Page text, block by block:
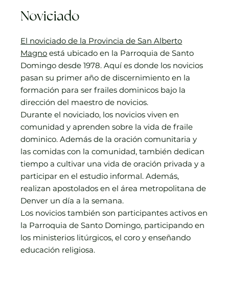
Noviciado
El noviciado de la Provincia de San Alberto
Magno está ubicado en la Parroquia de Santo
Domingo desde 1978. Aquí es donde los novicios
pasan su primer año de discernimiento en la
formación para ser frailes dominicos bajo la
dirección del maestro de novicios.
Durante el noviciado, los novicios viven en
comunidad y aprenden sobre la vida de fraile
dominico. Además de la oración comunitaria y
las comidas con la comunidad, también dedican
tiempo a cultivar una vida de oración privada y a
participar en el estudio informal. Además,
realizan apostolados en el área metropolitana de
Denver un día a la semana.
Los novicios también son participantes activos en
la Parroquia de Santo Domingo, participando en
los ministerios litúrgicos, el coro y enseñando
educación religiosa.